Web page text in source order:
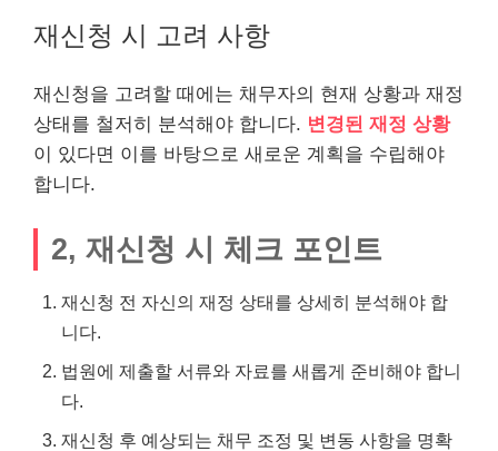
재신청 시 고려 사항
재신청을 고려할 때에는 채무자의 현재 상황과 재정
상태를 철저히 분석해야 합니다. 변경된 재정 상황
이 있다면 이를 바탕으로 새로운 계획을 수립해야
합니다.
2, 재신청 시 체크 포인트
재신청 전 자신의 재정 상태를 상세히 분석해야 합
니다.
법원에 제출할 서류와 자료를 새롭게 준비해야 합니
다.
재신청 후 예상되는 채무 조정 및 변동 사항을 명확